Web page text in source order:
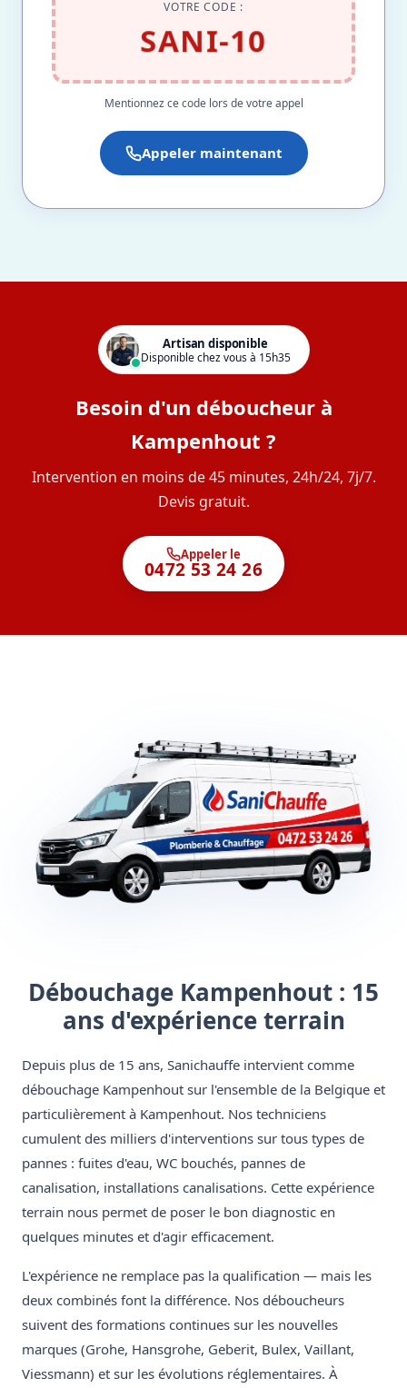
VOTRE CODE :
SANI-10
Mentionnez ce code lors de votre appel
Appeler maintenant
Artisan disponible
Disponible chez vous à 15h35
Besoin d'un déboucheur à
Kampenhout ?
Intervention en moins de 45 minutes, 24h/24, 7j/7.
Devis gratuit.
Appeler le
0472 53 24 26
Débouchage Kampenhout : 15
ans d'expérience terrain
Depuis plus de 15 ans, Sanichauffe intervient comme
débouchage Kampenhout sur l'ensemble de la Belgique et
particulièrement à Kampenhout. Nos techniciens
cumulent des milliers d'interventions sur tous types de
pannes : fuites d'eau, WC bouchés, pannes de
canalisation, installations canalisations. Cette expérience
terrain nous permet de poser le bon diagnostic en
quelques minutes et d'agir efficacement.
L'expérience ne remplace pas la qualification — mais les
deux combinés font la différence. Nos déboucheurs
suivent des formations continues sur les nouvelles
marques (Grohe, Hansgrohe, Geberit, Bulex, Vaillant,
Viessmann) et sur les évolutions réglementaires. À